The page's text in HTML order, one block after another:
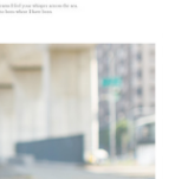
採取法律行動。